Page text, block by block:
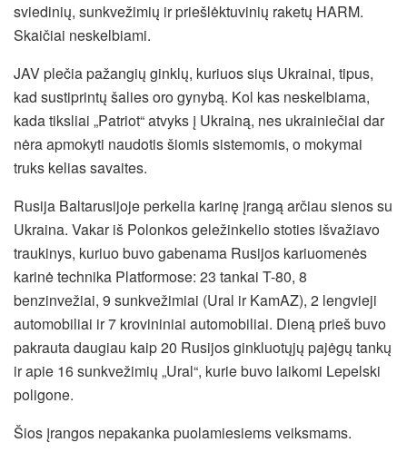
sviedinių, sunkvežimių ir priešlėktuvinių raketų HARM.
Skaičiai neskelbiami.
JAV plečia pažangių ginklų, kuriuos siųs Ukrainai, tipus,
kad sustiprintų šalies oro gynybą. Kol kas neskelbiama,
kada tiksliai „Patriot“ atvyks į Ukrainą, nes ukrainiečiai dar
nėra apmokyti naudotis šiomis sistemomis, o mokymai
truks kelias savaites.
Rusija Baltarusijoje perkelia karinę įrangą arčiau sienos su
Ukraina. Vakar iš Polonkos geležinkelio stoties išvažiavo
traukinys, kuriuo buvo gabenama Rusijos kariuomenės
karinė technika Platformose: 23 tankai T-80, 8
benzinvežiai, 9 sunkvežimiai (Ural ir KamAZ), 2 lengvieji
automobiliai ir 7 krovininiai automobiliai. Dieną prieš buvo
pakrauta daugiau kaip 20 Rusijos ginkluotųjų pajėgų tankų
ir apie 16 sunkvežimių „Ural“, kurie buvo laikomi Lepelski
poligone.
Šios įrangos nepakanka puolamiesiems veiksmams.